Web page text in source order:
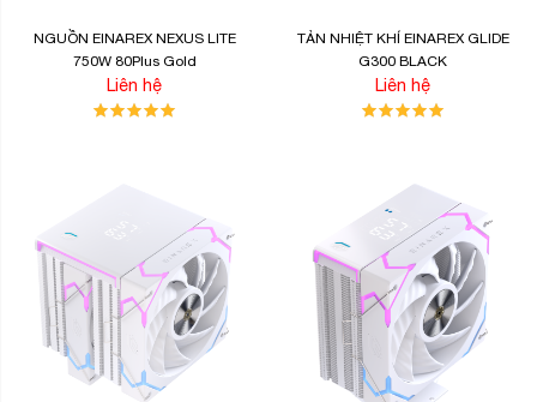
NGUỒN EINAREX NEXUS LITE
750W 80Plus Gold
Liên hệ
TẢN NHIỆT KHÍ EINAREX GLIDE
G300 BLACK
Liên hệ